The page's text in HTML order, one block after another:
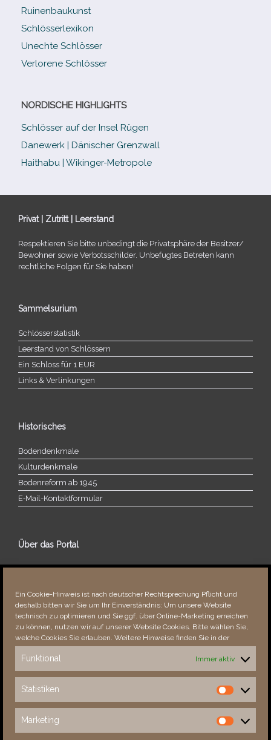
Ein Cookie-Hinweis ist nach deutscher Rechtsprechung Pflicht und
deshalb bitten wir Sie um Ihr Einverständnis: Um unsere Website
technisch zu optimieren und Sie ggf. über Online-Marketing erreichen
zu können, nutzen wir auf unserer Website Cookies. Bitte wählen Sie,
welche Cookies Sie erlauben. Weitere Hinweise finden Sie in der
Funktional Immer aktiv
Statistiken
Statistiken
Marketing
Marketing
Ruinenbaukunst
Schlösserlexikon
Unechte Schlösser
Verlorene Schlösser
NORDISCHE HIGHLIGHTS
Schlösser auf der Insel Rügen
Danewerk | Dänischer Grenzwall
Haithabu | Wikinger-Metropole
Privat | Zutritt | Leerstand
Respektieren Sie bitte unbe­dingt die Privatsphäre der Besitzer/​
Bewohner sowie Verbotsschilder. Unbefugtes Betreten kann
recht­li­che Folgen für Sie haben!
Sammelsurium
Schlösserstatistik
Leerstand von Schlössern
Ein Schloss für 1 EUR
Links & Verlinkungen
Historisches
Bodendenkmale
Kulturdenkmale
Bodenreform ab 1945
E‑Mail-​​Kontaktformular
Über das Portal
Über dieses Portal
Fehler bemerkt?
Besucher seit 08/​2021
This Week
33582